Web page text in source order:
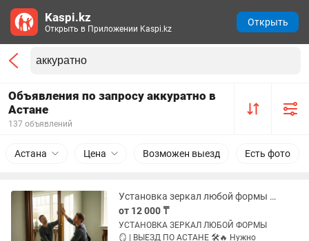
Объявления по запросу аккуратно в
Астане
137 объявлений
Астана Цена Возможен выезд Есть фото
Установка зеркал любой формы и размера. Работаем аккуратно и быстро.
от 12 000 ₸
УСТАНОВКА ЗЕРКАЛ ЛЮБОЙ ФОРМЫ
🪞 | ВЫЕЗД ПО АСТАНЕ 🛠🔥 Нужно
Kaspi.kz
Открыть в Приложении Kaspi.kz
Открыть